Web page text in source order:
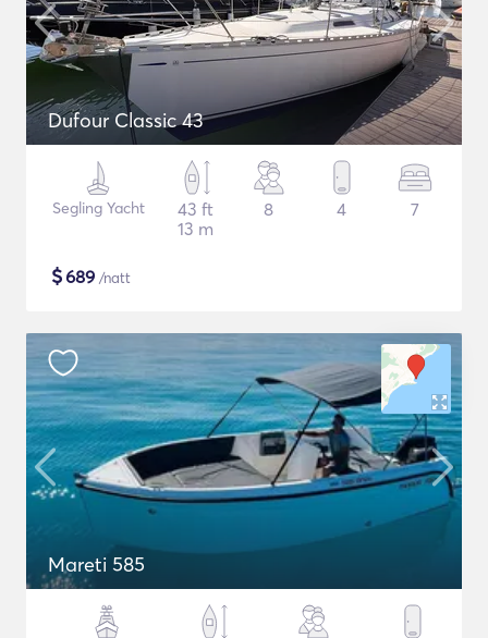
Dufour Classic 43
Segling Yacht
43 ft
13 m
8 4 7
$689 /natt
Mareti 585